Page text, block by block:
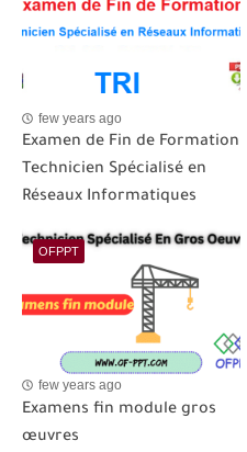
few years ago
Examen de Fin de Formation
Technicien Spécialisé en
Réseaux Informatiques
OFPPT
few years ago
Examens fin module gros
œuvres